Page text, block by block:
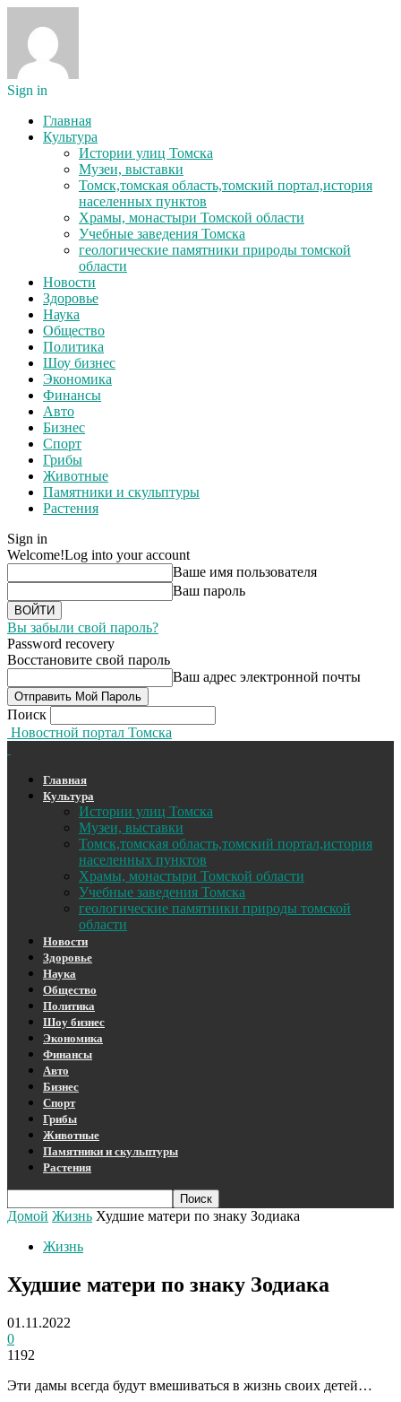
Sign in
Главная
Культура
Истории улиц Томска
Музеи, выставки
Томск,томская область,томский портал,история
населенных пунктов
Храмы, монастыри Томской области
Учебные заведения Томска
геологические памятники природы томской
области
Новости
Здоровье
Наука
Общество
Политика
Шоу бизнес
Экономика
Финансы
Авто
Бизнес
Спорт
Грибы
Животные
Памятники и скульптуры
Растения
Sign in
Welcome!Log into your account
Ваше имя пользователя
Ваш пароль
Вы забыли свой пароль?
Password recovery
Восстановите свой пароль
Ваш адрес электронной почты
Поиск
Новостной портал Томска
Главная
Культура
Истории улиц Томска
Музеи, выставки
Томск,томская область,томский портал,история
населенных пунктов
Храмы, монастыри Томской области
Учебные заведения Томска
геологические памятники природы томской
области
Новости
Здоровье
Наука
Общество
Политика
Шоу бизнес
Экономика
Финансы
Авто
Бизнес
Спорт
Грибы
Животные
Памятники и скульптуры
Растения
Домой Жизнь Худшие матери по знаку Зодиака
Жизнь
Худшие матери по знаку Зодиака
01.11.2022
0
1192
Эти дамы всегда будут вмешиваться в жизнь своих детей…